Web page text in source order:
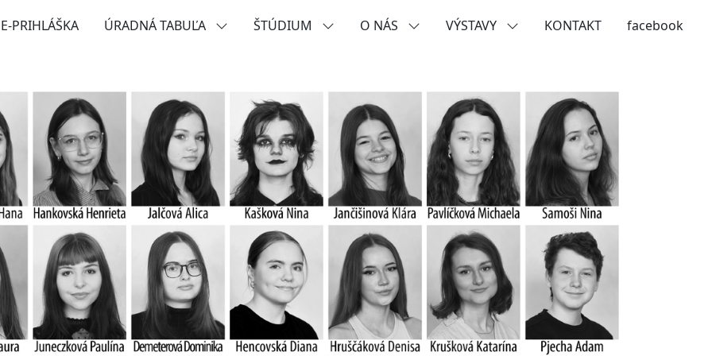
E-PRIHLÁŠKA ÚRADNÁ TABUĽA ŠTÚDIUM O NÁS VÝSTAVY KONTAKT facebook